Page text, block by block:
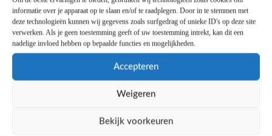
informatie over je apparaat op te slaan en/of te raadplegen. Door in te stemmen met
deze technologieën kunnen wij gegevens zoals surfgedrag of unieke ID's op deze site
verwerken. Als je geen toestemming geeft of uw toestemming intrekt, kan dit een
nadelige invloed hebben op bepaalde functies en mogelijkheden.
Accepteren
Weigeren
Bekijk voorkeuren